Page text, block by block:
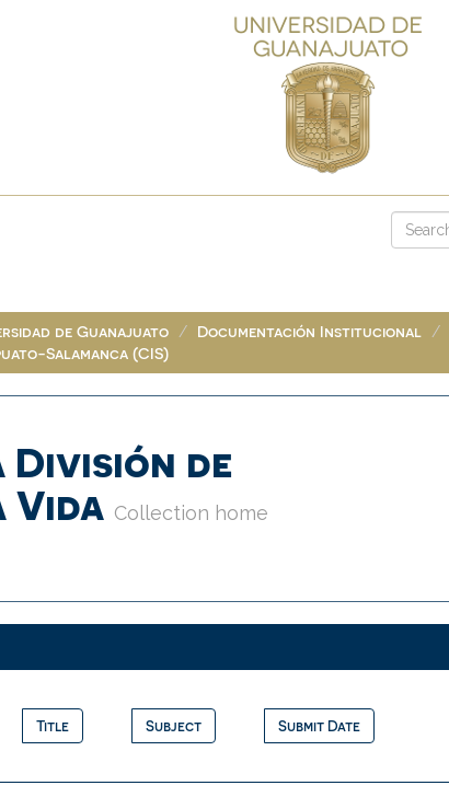
de Guanajuato Documentación Institucional
Salamanca (CIS)
de
Vida Collection home